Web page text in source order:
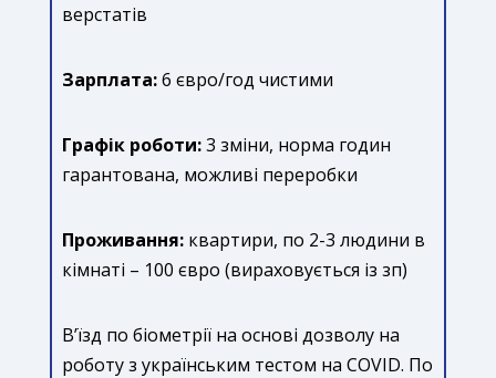
верстатів
Зарплата:6 євро/год чистими
Графік роботи:3 зміни, норма годин
гарантована, можливі переробки
Проживання: квартири, по 2-3 людини в
кімнаті – 100 євро (вираховується із зп)
В’їзд по біометрії на основі дозволу на
роботу з українським тестом на COVID. По